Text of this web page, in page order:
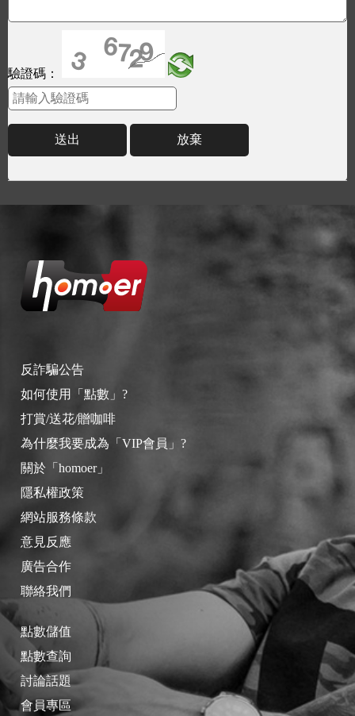
驗證碼：
送出 放棄
反詐騙公告
如何使用「點數」?
打賞/送花/贈咖啡
為什麼我要成為「VIP會員」?
關於「homoer」
隱私權政策
網站服務條款
意見反應
廣告合作
聯絡我們
點數儲值
點數查詢
討論話題
會員專區